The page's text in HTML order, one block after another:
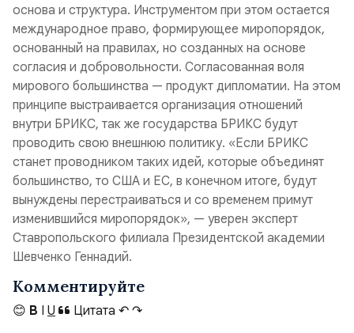
основа и структура. Инструментом при этом остается
международное право, формирующее миропорядок,
основанный на правилах, но созданных на основе
согласия и добровольности. Согласованная воля
мирового большинства — продукт дипломатии. На этом
принципе выстраивается организация отношений
внутри БРИКС, так же государства БРИКС будут
проводить свою внешнюю политику. «Если БРИКС
станет проводником таких идей, которые объединят
большинство, то США и ЕС, в конечном итоге, будут
вынуждены перестраиваться и со временем примут
изменившийся миропорядок», — уверен эксперт
Ставропольского филиала Президентской академии
Шевченко Геннадий.
Комментируйте
😊 B I U Цитата ↶ ↷